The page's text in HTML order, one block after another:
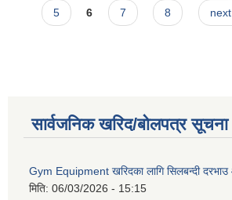
5 6 7 8 next
सार्वजनिक खरिद/बोलपत्र सूचना
Gym Equipment खरिदका लागि सिलबन्दी
मिति: 06/03/2026 - 15:15